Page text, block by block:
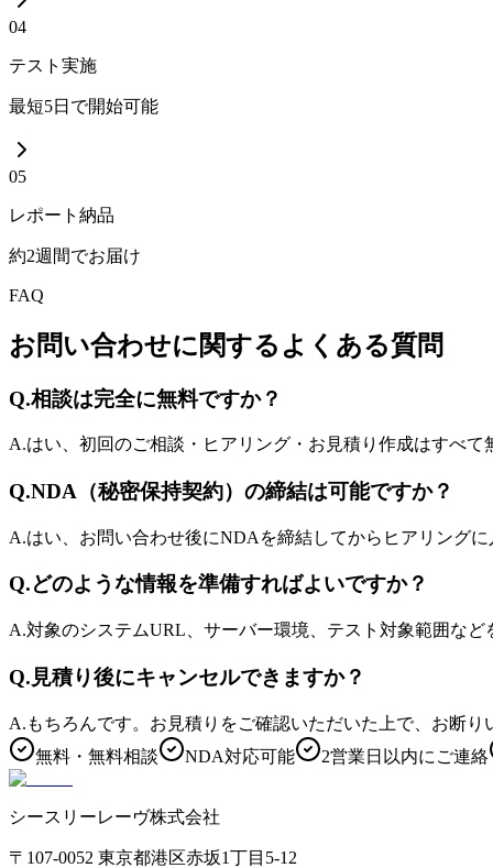
04
テスト実施
最短5日で開始可能
05
レポート納品
約2週間でお届け
FAQ
お問い合わせに関するよくある質問
Q.相談は完全に無料ですか？
A.はい、初回のご相談・ヒアリング・お見積り作成はすべて
Q.NDA（秘密保持契約）の締結は可能ですか？
A.はい、お問い合わせ後にNDAを締結してからヒアリングに
Q.どのような情報を準備すればよいですか？
A.対象のシステムURL、サーバー環境、テスト対象範囲な
Q. 見積り後にキャンセルできますか？
A. もちろんです。お見積りをご確認いただいた上で、お断り
無料・無料相談
NDA対応可能 2営業日以内にご連絡
シースリーレーヴ株式会社
〒107-0052 東京都港区赤坂1丁目5-12